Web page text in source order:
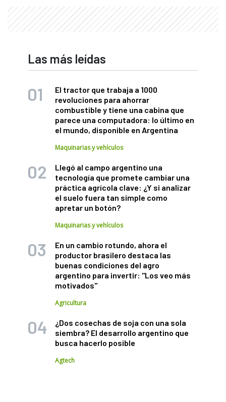
Las más leídas
El tractor que trabaja a 1000
revoluciones para ahorrar
combustible y tiene una cabina que
parece una computadora: lo último en
el mundo, disponible en Argentina
Maquinarias y vehículos
Llegó al campo argentino una
tecnología que promete cambiar una
práctica agrícola clave: ¿Y si analizar
el suelo fuera tan simple como
apretar un botón?
Maquinarias y vehículos
En un cambio rotundo, ahora el
productor brasilero destaca las
buenas condiciones del agro
argentino para invertir: "Los veo más
motivados"
Agricultura
¿Dos cosechas de soja con una sola
siembra? El desarrollo argentino que
busca hacerlo posible
Agtech